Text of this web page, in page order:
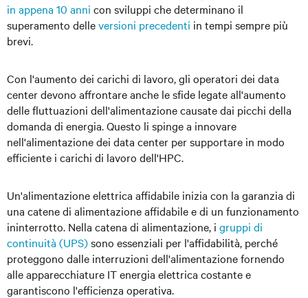
in appena 10 anni con sviluppi che determinano il
superamento delleversioni precedenti in tempi sempre più
brevi.
Con l'aumento dei carichi di lavoro, gli operatori dei data
center devono affrontare anche le sfide legate all'aumento
delle fluttuazioni dell'alimentazione causate dai picchi della
domanda di energia. Questo li spinge a innovare
nell'alimentazione dei data center per supportare in modo
efficiente i carichi di lavoro dell'HPC.
Un'alimentazione elettrica affidabile inizia con la garanzia di
una catene di alimentazione affidabile e di un funzionamento
ininterrotto. Nella catena di alimentazione, i gruppi di
continuità (UPS)sono essenziali per l'affidabilità, perché
proteggono dalle interruzioni dell'alimentazione fornendo
alle apparecchiature IT energia elettrica costante e
garantiscono l'efficienza operativa.